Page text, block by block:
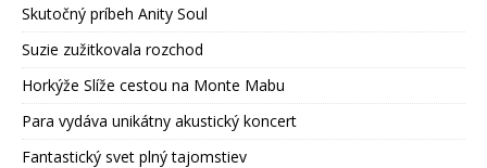
Skutočný príbeh Anity Soul
Suzie zužitkovala rozchod
Horkýže Slíže cestou na Monte Mabu
Para vydáva unikátny akustický koncert
Fantastický svet plný tajomstiev